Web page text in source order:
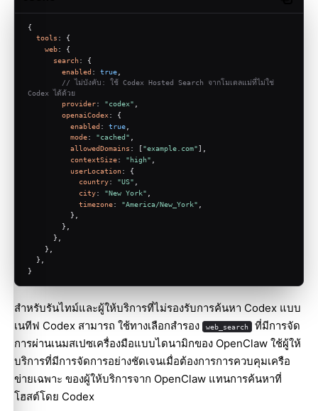
{
tools : {
web: {
search: {
enabled : true
// ไม่บังคับ: ใช้ Codex Hosted Search จากโมเดลแม่ที่ไม่ใช่
Codex ได้ด้วย
provider: "codex"
openaiCodex: {
enabled : true
mode: "cached"
allowedDomains : ["example.com"],
contextSize: "high"
userLocation: {
country: "US"
city: "New York"
timezone: "America/New_York"
          },
        },
      },
    },
  },
}
สำหรับรันไทม์และผู้ให้บริการที่ไม่รองรับการค้นหา Codex แบบ
เนทีฟ Codex สามารถ ใช้ทางเลือกสำรอง
web_search ที่มีการจัด
การผ่านเนมสเปซเครื่องมือแบบไดนามิกของ OpenClaw ใช้ผู้ให้
บริการที่มีการจัดการอย่างชัดเจนเมื่อต้องการการควบคุมเครือ
ข่ายเฉพาะ ของผู้ให้บริการจาก OpenClaw แทนการค้นหาที่
โฮสต์โดย Codex